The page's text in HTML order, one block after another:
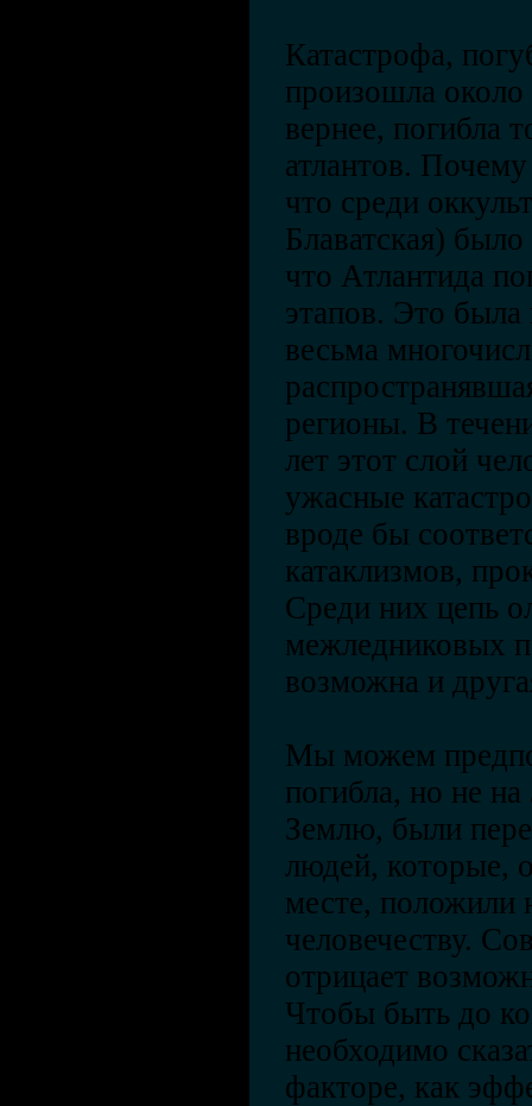
Катастрофа,
произошла около
вернее, погибла
атлантов.
что среди
Блаватская)
что Атлантида
этапов. Это
весьма
регионы. В
лет этот слой
ужасные
вроде бы
катаклизмов,
Среди них цепь
межледниковых
возможна и
Мы можем
погибла, но не
Землю, были
людей, которые,
месте, положили
человечеству.
отрицает
Чтобы быть до
необходимо
факторе, как